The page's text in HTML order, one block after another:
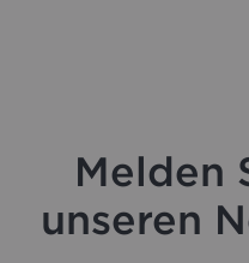
Melden
unseren